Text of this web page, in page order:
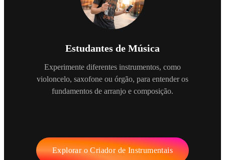
Estudantes de Música
Experimente diferentes instrumentos, como
violoncelo, saxofone ou órgão, para entender os
fundamentos de arranjo e composição.
Explorar o Criador de Instrumentais